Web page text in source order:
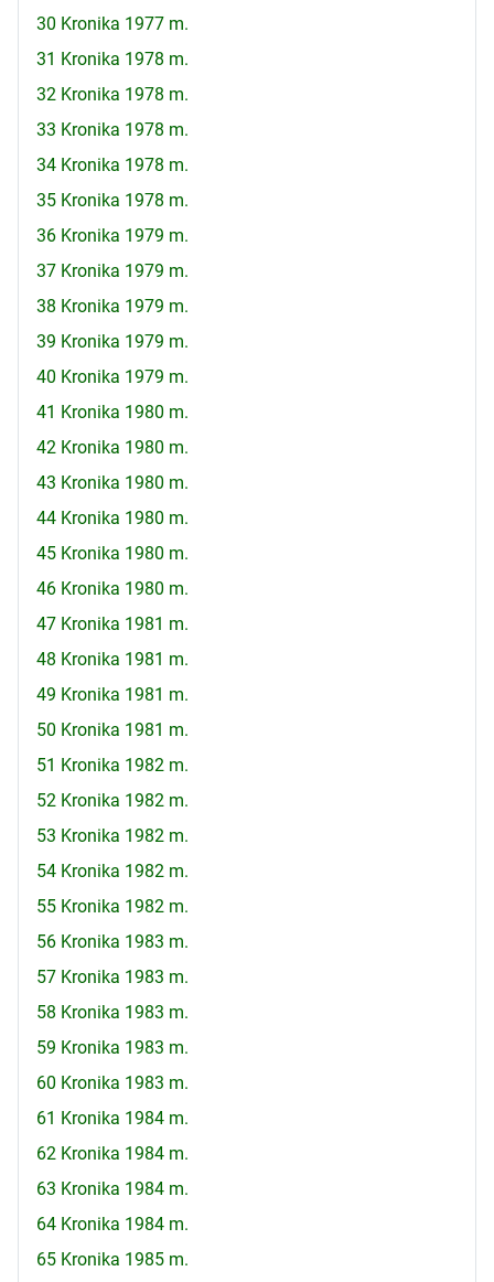
30 Kronika 1977 m.
31 Kronika 1978 m.
32 Kronika 1978 m.
33 Kronika 1978 m.
34 Kronika 1978 m.
35 Kronika 1978 m.
36 Kronika 1979 m.
37 Kronika 1979 m.
38 Kronika 1979 m.
39 Kronika 1979 m.
40 Kronika 1979 m.
41 Kronika 1980 m.
42 Kronika 1980 m.
43 Kronika 1980 m.
44 Kronika 1980 m.
45 Kronika 1980 m.
46 Kronika 1980 m.
47 Kronika 1981 m.
48 Kronika 1981 m.
49 Kronika 1981 m.
50 Kronika 1981 m.
51 Kronika 1982 m.
52 Kronika 1982 m.
53 Kronika 1982 m.
54 Kronika 1982 m.
55 Kronika 1982 m.
56 Kronika 1983 m.
57 Kronika 1983 m.
58 Kronika 1983 m.
59 Kronika 1983 m.
60 Kronika 1983 m.
61 Kronika 1984 m.
62 Kronika 1984 m.
63 Kronika 1984 m.
64 Kronika 1984 m.
65 Kronika 1985 m.